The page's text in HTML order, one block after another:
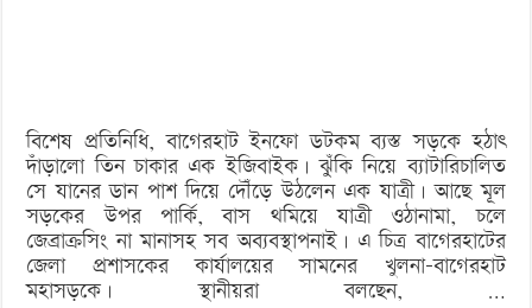
হচ্ছে
দুই
পদচারী
সেতু
বিশেষ প্রতিনিধি, বাগেরহাট ইনফো ডটকম ব্যস্ত সড়কে হঠাৎ
দাঁড়ালো তিন চাকার এক ইজিবাইক। ঝুঁকি নিয়ে ব্যাটারিচালিত
সে যানের ডান পাশ দিয়ে দৌঁড়ে উঠলেন এক যাত্রী। আছে মূল
সড়কের উপর পার্কি, বাস থমিয়ে যাত্রী ওঠানামা, চলে
জেব্রাক্রসিং না মানাসহ সব অব্যবস্থাপনাই। এ চিত্র বাগেরহাটের
জেলা প্রশাসকের কার্যালয়ের সামনের খুলনা-বাগেরহাট
মহাসড়কে। স্থানীয়রা বলছেন, …